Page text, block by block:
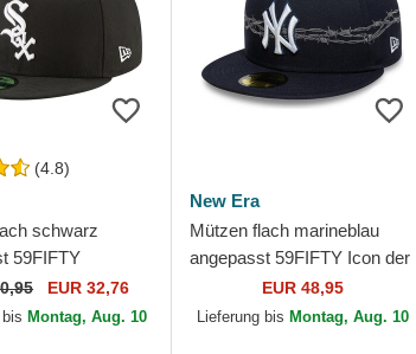
(4.8)
schwarz
59FIFTY
On Field Game der
Sox MLB von
EUR 32,76
Montag, Aug. 10
New Era
Mützen flach marineblau
angepasst 59FIFTY Icon der
New York Yankees MLB von
New Era
EUR 48,95
Lieferung bis Montag, Aug. 10